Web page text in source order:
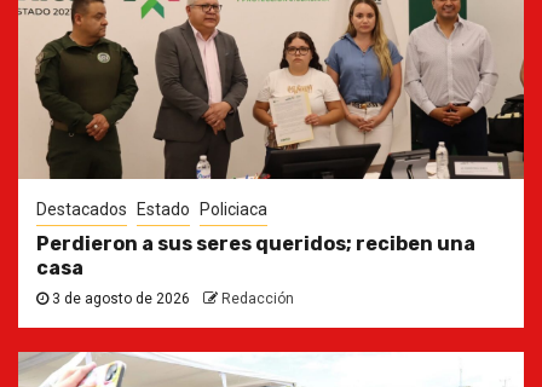
Destacados Estado Policiaca
Perdieron a sus seres queridos; reciben una
casa
3 de agosto de 2026 Redacción